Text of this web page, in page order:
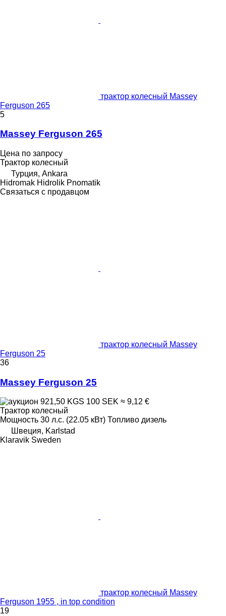
трактор колесный Massey
Ferguson 265
5
Massey Ferguson 265
Цена по запросу
Трактор колесный
Турция, Ankara
Hidromak Hidrolik Pnomatik
Связаться с продавцом
трактор колесный Massey
Ferguson 25
36
Massey Ferguson 25
921,50 KGS 100 SEK ≈ 9,12 €
Трактор колесный
Мощность 30 л.с. (22.05 кВт) Топливо дизель
Швеция, Karlstad
Klaravik Sweden
трактор колесный Massey
Ferguson 1955 , in top condition
19